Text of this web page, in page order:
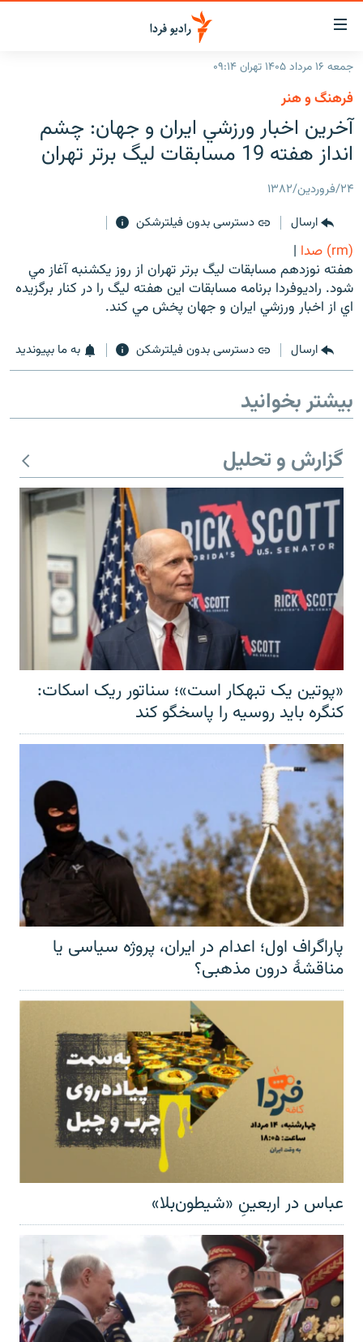
لینک‌های
قابلیت
دسترسی
بازگشت
بازگشت
به
منوی
اصلی
رفتن
صفحه
جستجو
صفحه اصلی
ایران
جهان
برنامه‌های رادیویی
فرکانس‌ها
پادکست
چندرسانه‌ای
گزارش‌های تصویری
گزارش‌های ویدئویی
زنان فردا
English
به ما بپیوندید
زبان‌های دیگر
جمعه ۱۶ مرداد ۱۴۰۵ تهران ۰۹:۱۴
فرهنگ و هنر
آخرين اخبار ورزشي ايران و جهان: چشم
انداز هفته 19 مسابقات ليگ برتر تهران
۲۴/فروردین/۱۳۸۲
ارسال
دسترسی بدون فیلترشکن
(rm) صدا
|
هفته نوزدهم مسابقات ليگ برتر تهران از روز يكشنبه آغاز مي
شود. راديوفردا برنامه مسابقات اين هفته ليگ را در كنار برگزيده
اي از اخبار ورزشي ايران و جهان پخش مي كند.
ارسال دسترسی بدون فیلترشکن به ما بپیوندید
بیشتر بخوانید
گزارش و تحلیل
«پوتین یک تبهکار است»؛ سناتور ریک اسکات:
کنگره باید روسیه را پاسخگو کند
پاراگراف اول؛ اعدام در ایران، پروژه سیاسی یا
مناقشهٔ درون مذهبی؟
عباس در اربعینِ «شیطون‌بلا»